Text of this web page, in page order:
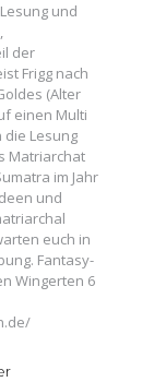
und
der
Frigg nach
(Alter
einen Multi
die Lesung
Matriarchat
im Jahr
und
euch in
Fantasy-
Wingerten 6